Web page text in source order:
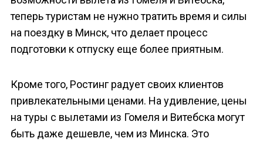
теперь туристам не нужно тратить время и силы
на поездку в Минск, что делает процесс
подготовки к отпуску еще более приятным.
Кроме того, Ростинг радует своих клиентов
привлекательными ценами. На удивление, цены
на туры с вылетами из Гомеля и Витебска могут
быть даже дешевле, чем из Минска. Это